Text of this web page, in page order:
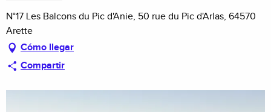
N°17 Les Balcons du Pic d'Anie, 50 rue du Pic d'Arlas, 64570
Arette
Cómo llegar
Compartir